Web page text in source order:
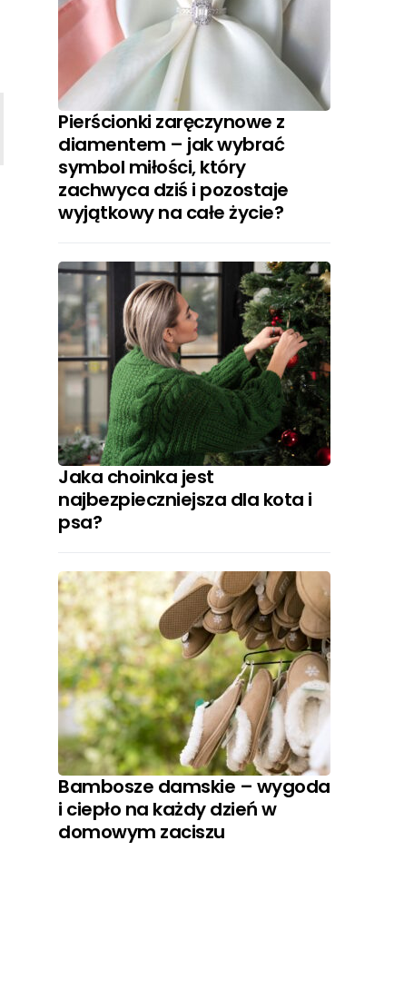
Pierścionki zaręczynowe z
diamentem – jak wybrać
symbol miłości, który
zachwyca dziś i pozostaje
wyjątkowy na całe życie?
Jaka choinka jest
najbezpieczniejsza dla kota i
psa?
Bambosze damskie – wygoda
i ciepło na każdy dzień w
domowym zaciszu